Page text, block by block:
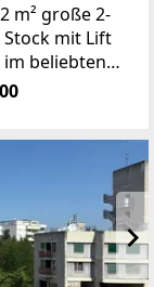
m² große 2-
mit Lift
beliebten